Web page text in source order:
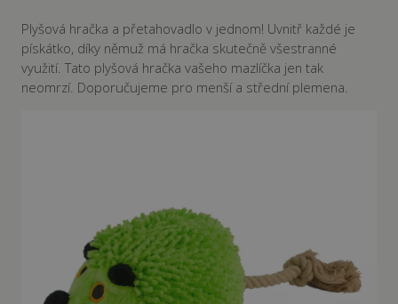
Plyšová hračka a přetahovadlo v jednom! Uvnitř každé je
pískátko, díky němuž má hračka skutečně všestranné
využití. Tato plyšová hračka vašeho mazlíčka jen tak
neomrzí. Doporučujeme pro menší a střední plemena.